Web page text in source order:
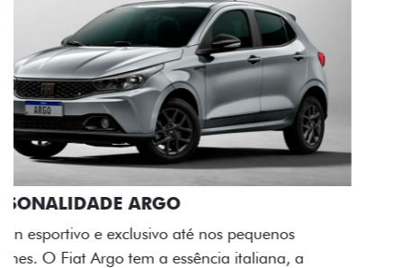
ACABAMENTO E DESIGN INTERNO
A flag italiana e o novo logo Fiat também aparecem
no interior do carro, que possui acabamento